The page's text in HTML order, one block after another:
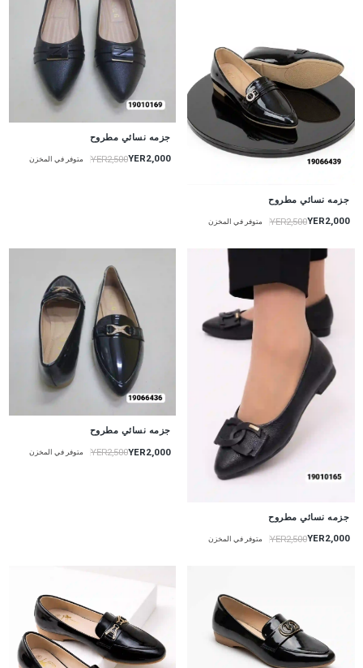
جزمه نسائي مطروح
YER2,000
YER2,500 متوفر في المخزن
جزمه نسائي مطروح
YER2,000
YER2,500 متوفر في المخزن
جزمه نسائي مطروح
YER2,000
YER2,500 متوفر في المخزن
جزمه نسائي مطروح
YER2,000
YER2,500 متوفر في المخزن